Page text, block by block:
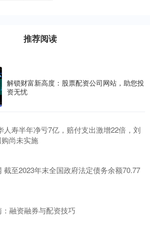
推荐阅读
解锁财富新高度：股票配资公司网站，助您投
资无忧
人寿半年净亏7亿，赔付支出激增22倍，刘
尚未实施
截至2023年末全国政府法定债务余额70.77
融资融券与配资技巧